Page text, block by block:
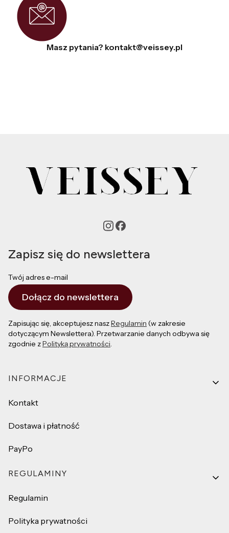
Masz pytania? kontakt@veissey.pl
Zapisz się do newslettera
Twój adres e-mail
Dołącz do newslettera
Zapisując się, akceptujesz naszRegulamin (w zakresie
dotyczącym Newslettera). Przetwarzanie danych odbywa się
zgodnie zPolityką prywatności.
Linki w stopce
INFORMACJE
Kontakt
Dostawa i płatność
PayPo
REGULAMINY
Regulamin
Polityka prywatności